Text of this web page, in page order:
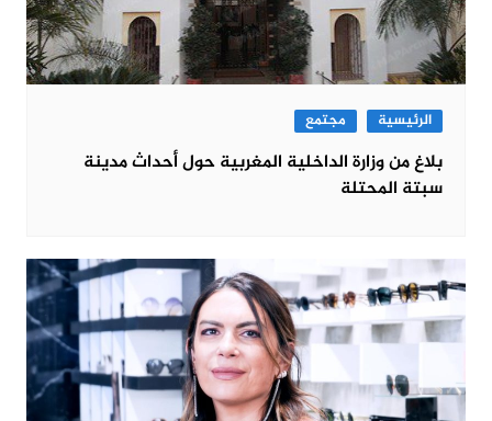
الرئيسية مجتمع
بلاغ من وزارة الداخلية المغربية حول أحداث مدينة
سبتة المحتلة